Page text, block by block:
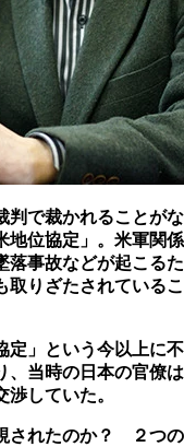
判で裁かれることがな
地位協定」。米軍関係
落事故などが起こるた
取りざたされているこ
定」という今以上に不
、当時の日本の官僚は
していた。
されたのか？ ２つの